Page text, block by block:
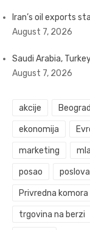
Iran’s oil exports
August 7, 2026
Saudi Arabia,
August 7, 2026
akcije Beograd
ekonomija
marketing
posao
Privredna komora
trgovina na berzi